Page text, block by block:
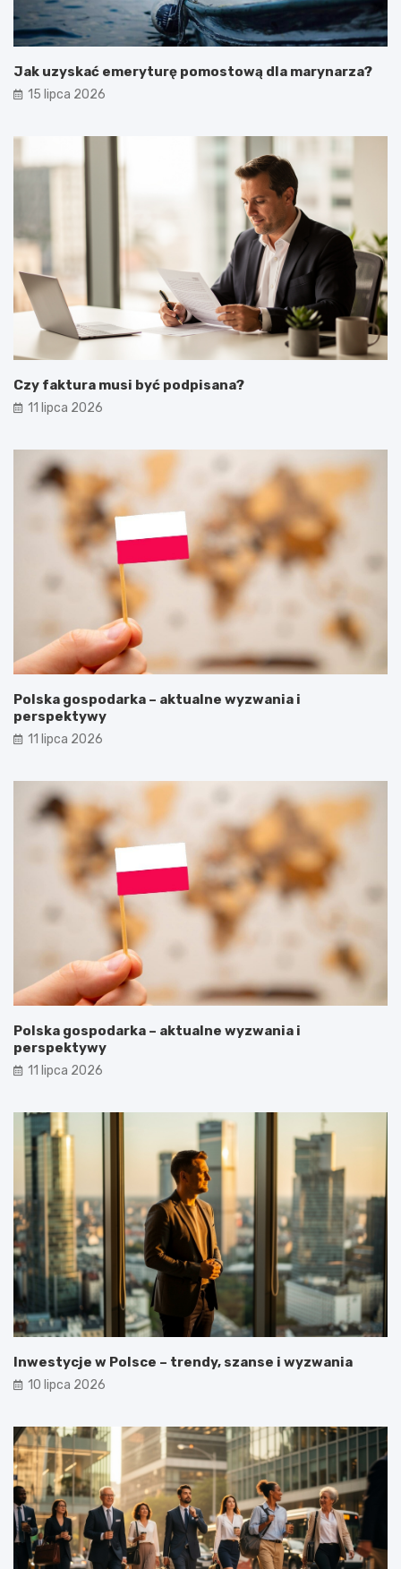
Jak uzyskać emeryturę pomostową dla marynarza?
15 lipca 2026
Czy faktura musi być podpisana?
11 lipca 2026
Polska gospodarka – aktualne wyzwania i
perspektywy
11 lipca 2026
Polska gospodarka – aktualne wyzwania i
perspektywy
11 lipca 2026
Inwestycje w Polsce – trendy, szanse i wyzwania
10 lipca 2026